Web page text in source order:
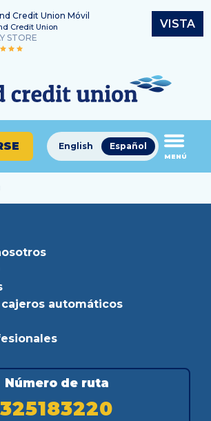
Credit Union Móvil
Credit Union
STORE
VISTA
¿En
qué
podemos
ayudarle
a
encontrar?
Español
English
MENÚ
automáticos
Número de ruta
325183220